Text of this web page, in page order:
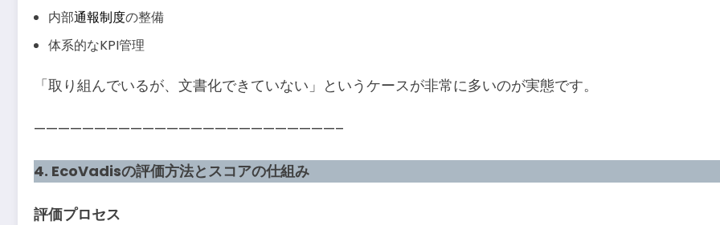
内部通報制度の整備
体系的なKPI管理
「取り組んでいるが、文書化できていない」というケースが非常に多いのが実態です。
—————————————————————————–
4. EcoVadisの評価方法とスコアの仕組み
評価プロセス